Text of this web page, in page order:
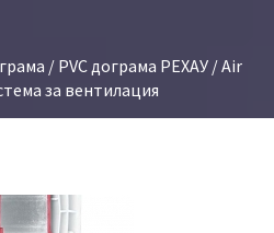
/ PVC дограма РЕХАУ/ Air
за вентилация